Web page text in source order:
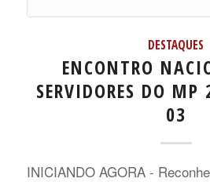
DESTAQUES
ENCONTRO
SERVIDORES DO
03
INICIANDO AGORA -